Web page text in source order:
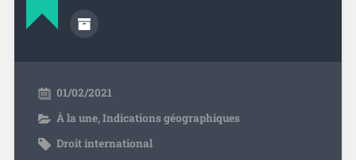
01/02/2021
À la une,Indications géographiques
Droit international